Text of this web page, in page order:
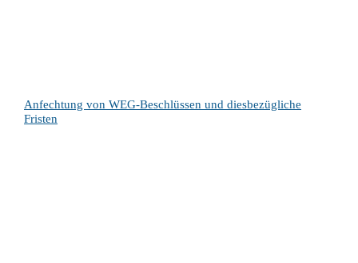
Anfechtung von WEG-Beschlüssen und diesbezügliche
Fristen